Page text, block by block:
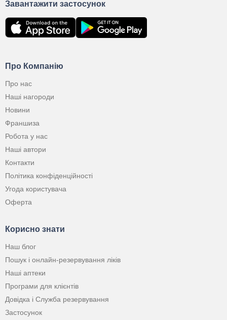
Про Компанію
Про нас
Наші нагороди
Новини
Франшиза
Робота у нас
Наші автори
Контакти
Політика конфіденційності
Угода користувача
Оферта
Корисно знати
Наш блог
Пошук і онлайн-резервування ліків
Наші аптеки
Програми для клієнтів
Довідка і Служба резервування
Застосунок
Завантажити застосунок